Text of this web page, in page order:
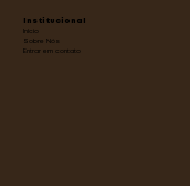
Institucional
Início
Sobre Nós
Entrar em contato